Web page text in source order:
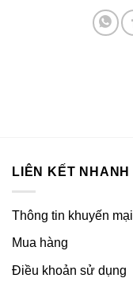
LIÊN KẾT NHANH
Thông tin khuyến mại
Mua hàng
Điều khoản sử dụng